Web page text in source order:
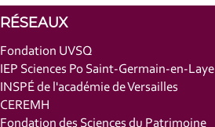
RÉSEAUX
Fondation UVSQ
IEP Sciences Po Saint-Germain-en-Laye
INSPÉ de l'académie de Versailles
CEREMH
Fondation des Sciences du Patrimoine